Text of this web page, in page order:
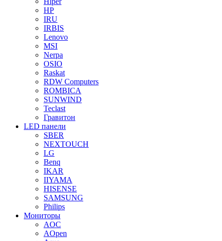
HP
IRU
IRBIS
Lenovo
MSI
Nerpa
OSIO
Raskat
RDW Computers
ROMBICA
SUNWIND
Teclast
Гравитон
LED панели
SBER
NEXTOUCH
LG
Benq
IKAR
IIYAMA
HISENSE
SAMSUNG
Philips
Мониторы
AOC
AOpen